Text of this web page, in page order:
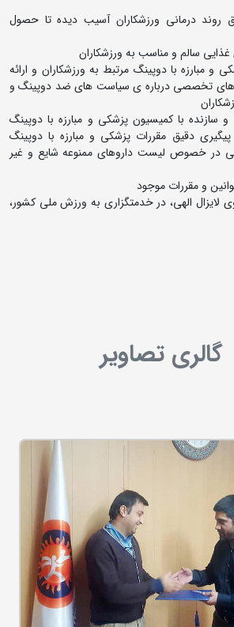
روند درمانی ورزشکاران آسیب دیده تا حصول
و مبارزه با دوپینگ مرتبط به ورزشکاران و ارائه
تخصصی درباره ی سیاست های ضد دوپینگ و
و سازنده با کمیسیون پزشکی و مبارزه با دوپینگ
دقیق مقررات پزشکی و مبارزه با دوپینگ
در خصوص لیست داروهای ممنوعه شایع و غیر
لایزال الهی، در خدمتگزاری به ورزش ملی کشور،
گالری تصاویر